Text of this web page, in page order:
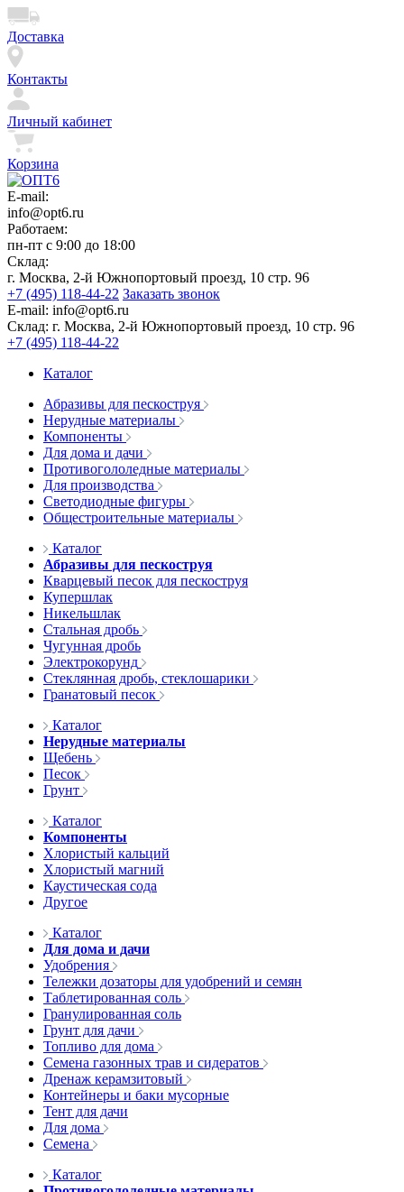
Доставка
Контакты
Личный кабинет
Корзина
E-mail:
info@opt6.ru
Работаем:
пн-пт с 9:00 до 18:00
Склад:
г. Москва, 2-й Южнопортовый проезд, 10 стр. 96
+7 (495) 118-44-22 Заказать звонок
E-mail: info@opt6.ru
Склад: г. Москва, 2-й Южнопортовый проезд, 10 стр. 96
+7 (495) 118-44-22
Каталог
Абразивы для пескоструя
Нерудные материалы
Компоненты
Для дома и дачи
Противогололедные материалы
Для производства
Светодиодные фигуры
Общестроительные материалы
Каталог
Абразивы для пескоструя
Кварцевый песок для пескоструя
Купершлак
Никельшлак
Стальная дробь
Чугунная дробь
Электрокорунд
Стеклянная дробь, стеклошарики
Гранатовый песок
Каталог
Нерудные материалы
Щебень
Песок
Грунт
Каталог
Компоненты
Хлористый кальций
Хлористый магний
Каустическая сода
Другое
Каталог
Для дома и дачи
Удобрения
Тележки дозаторы для удобрений и семян
Таблетированная соль
Гранулированная соль
Грунт для дачи
Топливо для дома
Семена газонных трав и сидератов
Дренаж керамзитовый
Контейнеры и баки мусорные
Тент для дачи
Для дома
Семена
Каталог